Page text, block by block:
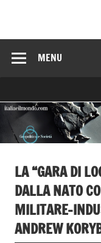
MENU
LA “GARA DI
DALLA NATO
MILITARE-
ANDREW